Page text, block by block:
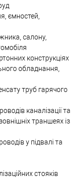
ємностей,
салону,
конструкціях
обладнання,
труб гарячого
каналізації та
траншеях із
у підвалі та
стояків